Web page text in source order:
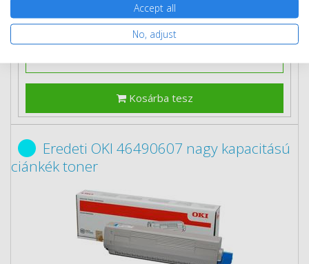
Ingyenes szállítás
Kosárba tesz
Eredeti OKI 46490607 nagy kapacitású
ciánkék toner
Accept all
No, adjust